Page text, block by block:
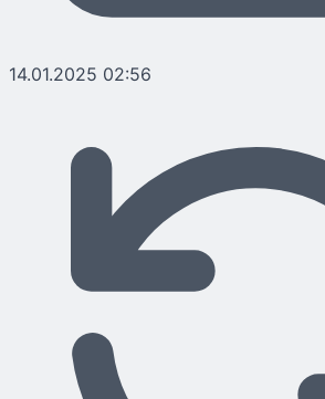
14.01.2025 02:56